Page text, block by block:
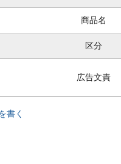
商品名
区分
広告文責
書く